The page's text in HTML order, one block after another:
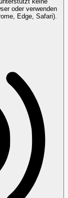
oder verwenden
Edge, Safari).